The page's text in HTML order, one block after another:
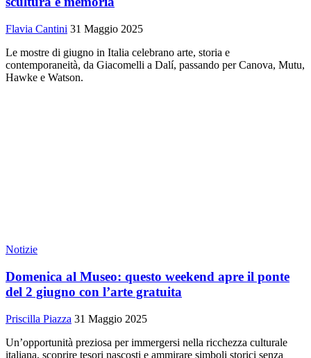
Flavia Cantini 31 Maggio 2025
Le mostre di giugno in Italia celebrano arte, storia e
contemporaneità, da Giacomelli a Dalí, passando per Canova, Mutu,
Hawke e Watson.
Notizie
Domenica al Museo: questo weekend apre il ponte
del 2 giugno con l’arte gratuita
Priscilla Piazza 31 Maggio 2025
Un’opportunità preziosa per immergersi nella ricchezza culturale
italiana, scoprire tesori nascosti e ammirare simboli storici senza